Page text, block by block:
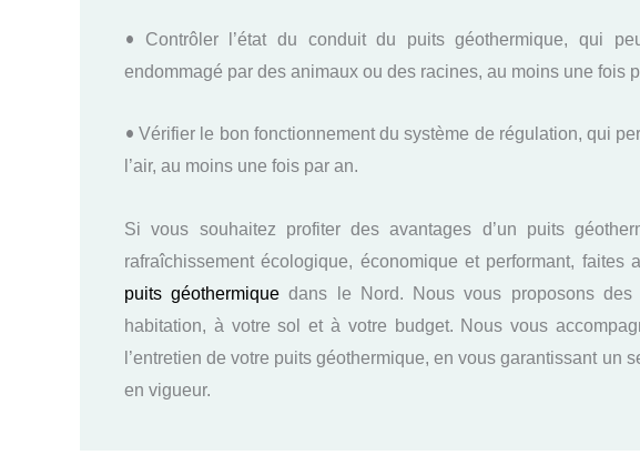
•
Contrôler l’état du conduit du puits géothermique, qui
endommagé par des animaux ou des racines, au moins une fois
•Vérifier le bon fonctionnement du système de régulation, qui
l’air, au moins une fois par an.
Si vous souhaitez profiter des avantages d’un puits
rafraîchissement écologique, économique et performant, faites
puits géothermique dans le Nord. Nous vous proposons
habitation, à votre sol et à votre budget. Nous vous
l’entretien de votre puits géothermique, en vous garantissant un
en vigueur.